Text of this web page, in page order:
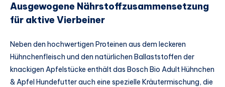
Ausgewogene Nährstoffzusammensetzung
für aktive Vierbeiner
Neben den hochwertigen Proteinen aus dem leckeren
Hühnchenfleisch und den natürlichen Ballaststoffen der
knackigen Apfelstücke enthält das Bosch Bio Adult Hühnchen
& Apfel Hundefutter auch eine spezielle Kräutermischung, die